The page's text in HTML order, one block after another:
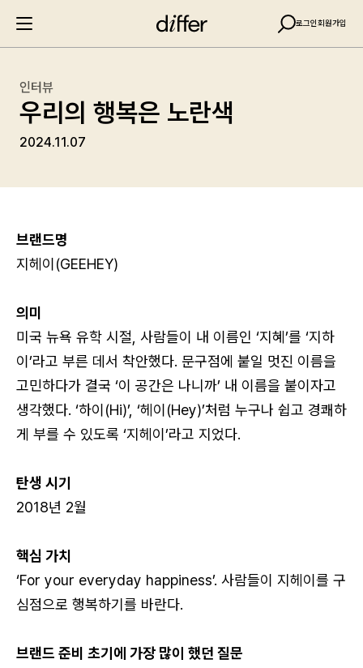
로그인회원가입
인터뷰
우리의 행복은 노란색
2024.11.07
브랜드명
지헤이(GEEHEY)
의미
미국 뉴욕 유학 시절, 사람들이 내 이름인 ‘지혜’를 ‘지하
이’라고 부른 데서 착안했다. 문구점에 붙일 멋진 이름을
고민하다가 결국 ‘이 공간은 나니까’ 내 이름을 붙이자고
생각했다. ‘하이(Hi)’, ‘헤이(Hey)’처럼 누구나 쉽고 경쾌하
게 부를 수 있도록 ‘지헤이’라고 지었다.
탄생 시기
2018년 2월
핵심 가치
‘For your everyday happiness’. 사람들이 지헤이를 구
심점으로 행복하기를 바란다.
브랜드 준비 초기에 가장 많이 했던 질문